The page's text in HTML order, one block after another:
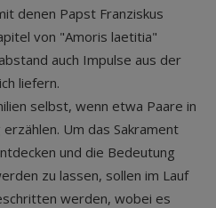
denen Papst Franziskus
von "Amoris laetitia"
auch Impulse aus der
liefern.
selbst, wenn etwa Paare in
Um das Sakrament
und die Bedeutung
zu lassen, sollen im Lauf
werden, wobei es